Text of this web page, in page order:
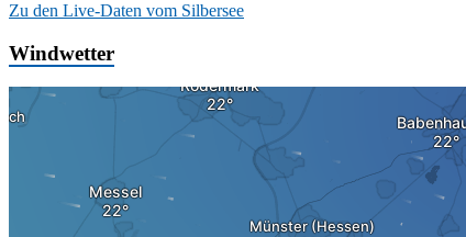
Zu den Live-Daten vom Silbersee
Windwetter